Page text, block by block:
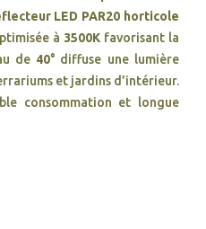
LED PAR20 horticole
à 3500K favorisant la
de 40° diffuse une lumière
et jardins d’intérieur.
consommation et longue